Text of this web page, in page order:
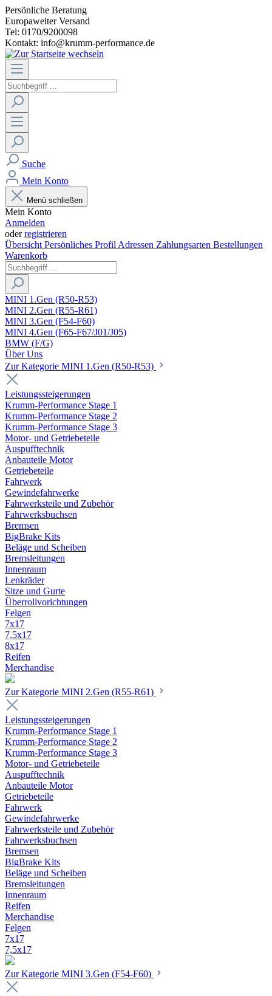
Persönliche Beratung
Europaweiter Versand
Tel: 0170/9200098
Kontakt: info@krumm-performance.de
Suche
Mein Konto
Menü schließen
Mein Konto
Anmelden
oderregistrieren
Übersicht Persönliches Profil Adressen Zahlungsarten Bestellungen
Warenkorb
MINI 1.Gen (R50-R53)
MINI 2.Gen (R55-R61)
MINI 3.Gen (F54-F60)
MINI 4.Gen (F65-F67/J01/J05)
BMW (F/G)
Über Uns
Zur Kategorie MINI 1.Gen (R50-R53)
Leistungssteigerungen
Krumm-Performance Stage 1
Krumm-Performance Stage 2
Krumm-Performance Stage 3
Motor- und Getriebeteile
Auspufftechnik
Anbauteile Motor
Getriebeteile
Fahrwerk
Gewindefahrwerke
Fahrwerksteile und Zubehör
Fahrwerksbuchsen
Bremsen
BigBrake Kits
Beläge und Scheiben
Bremsleitungen
Innenraum
Lenkräder
Sitze und Gurte
Überrollvorichtungen
Felgen
7x17
7,5x17
8x17
Reifen
Merchandise
Zur Kategorie MINI 2.Gen (R55-R61)
Leistungssteigerungen
Krumm-Performance Stage 1
Krumm-Performance Stage 2
Krumm-Performance Stage 3
Motor- und Getriebeteile
Auspufftechnik
Anbauteile Motor
Getriebeteile
Fahrwerk
Gewindefahrwerke
Fahrwerksteile und Zubehör
Fahrwerksbuchsen
Bremsen
BigBrake Kits
Beläge und Scheiben
Bremsleitungen
Innenraum
Reifen
Merchandise
Felgen
7x17
7,5x17
Zur Kategorie MINI 3.Gen (F54-F60)